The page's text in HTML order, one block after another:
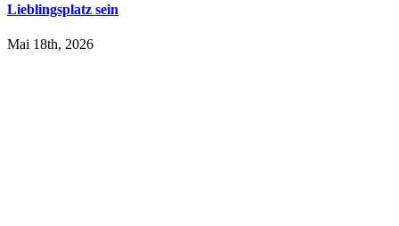
Lieblingsplatz sein
Mai 18th, 2026